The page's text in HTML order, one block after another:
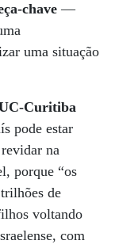
chave —
uma situação
Curitiba
pode estar
na
porque “os
de
voltando
com